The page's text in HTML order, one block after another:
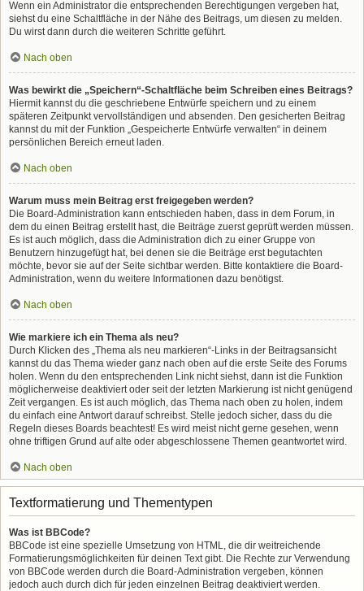
Wenn ein Administrator die entsprechenden Berechtigungen vergeben hat,
siehst du eine Schaltfläche in der Nähe des Beitrags, um diesen zu melden.
Du wirst dann durch die weiteren Schritte geführt.
Nach oben
Was bewirkt die „Speichern“-Schaltfläche beim Schreiben eines Beitrags?
Hiermit kannst du die geschriebene Entwürfe speichern und zu einem
späteren Zeitpunkt vervollständigen und absenden. Den gesicherten Beitrag
kannst du mit der Funktion „Gespeicherte Entwürfe verwalten“ in deinem
persönlichen Bereich erneut laden.
Nach oben
Warum muss mein Beitrag erst freigegeben werden?
Die Board-Administration kann entschieden haben, dass in dem Forum, in
dem du einen Beitrag erstellt hast, die Beiträge zuerst geprüft werden müssen.
Es ist auch möglich, dass die Administration dich zu einer Gruppe von
Benutzern hinzugefügt hat, bei denen sie die Beiträge erst begutachten
möchte, bevor sie auf der Seite sichtbar werden. Bitte kontaktiere die Board-
Administration, wenn du weitere Informationen dazu benötigst.
Nach oben
Wie markiere ich ein Thema als neu?
Durch Klicken des „Thema als neu markieren“-Links in der Beitragsansicht
kannst du das Thema wieder ganz nach oben auf die erste Seite des Forums
holen. Wenn du den entsprechenden Link nicht siehst, dann ist die Funktion
möglicherweise deaktiviert oder seit der letzten Markierung ist nicht genügend
Zeit vergangen. Es ist auch möglich, das Thema nach oben zu holen, indem
du einfach eine Antwort darauf schreibst. Stelle jedoch sicher, dass du die
Regeln dieses Boards beachtest! Es wird meist nicht gerne gesehen, wenn
ohne triftigen Grund auf alte oder abgeschlossene Themen geantwortet wird.
Nach oben
Textformatierung und Thementypen
Was ist BBCode?
BBCode ist eine spezielle Umsetzung von HTML, die dir weitreichende
Formatierungsmöglichkeiten für deinen Text gibt. Die Rechte zur Verwendung
von BBCode werden durch die Board-Administration vergeben, können
jedoch auch durch dich für jeden einzelnen Beitrag deaktiviert werden.